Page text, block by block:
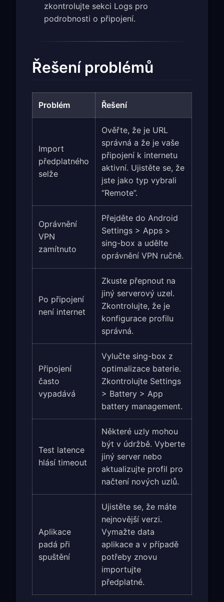
zkontrolujte sekci Logs pro
podrobnosti o připojení.
Řešení problémů
Problém Řešení
Import
předplatného
selže
Ověřte, že je URL
správná a že je vaše
připojení k internetu
aktivní. Ujistěte se, že
jste jako typ vybrali
“Remote”.
Oprávnění
VPN
zamítnuto
Přejděte do Android
Settings > Apps >
sing-box a udělte
oprávnění VPN ručně.
Po připojení
není internet
Zkuste přepnout na
jiný serverový uzel.
Zkontrolujte, že je
konfigurace profilu
správná.
Připojení
často
vypadává
Vylučte sing-box z
optimalizace baterie.
Zkontrolujte Settings
> Battery > App
battery management.
Test latence
hlásí timeout
Některé uzly mohou
být v údržbě. Vyberte
jiný server nebo
aktualizujte profil pro
načtení nových uzlů.
Aplikace
padá při
spuštění
Ujistěte se, že máte
nejnovější verzi.
Vymažte data
aplikace a v případě
potřeby znovu
importujte
předplatné.